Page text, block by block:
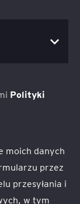
Polityki
moich danych
przez
przesyłania i
w tym